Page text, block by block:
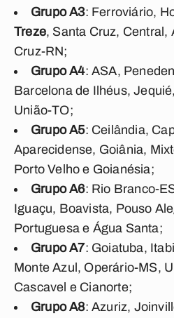
Grupo A3: Ferroviário,
Treze, Santa Cruz, Central,
Cruz-RN;
Grupo A4: ASA,
Barcelona de Ilhéus,
União-TO;
Grupo A5: Ceilândia,
Aparecidense, Goiânia,
Porto Velho e Goianésia;
Grupo A6: Rio Branco-
Iguaçu, Boavista, Pouso
Portuguesa e Água Santa;
Grupo A7: Goiatuba,
Monte Azul, Operário-MS,
Cascavel e Cianorte;
Grupo A8: Azuriz,